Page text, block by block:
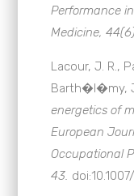
Performance
Medicine,
Lacour, J. R.,
Barth�l�my,
energetics of
European
Occupational
43.